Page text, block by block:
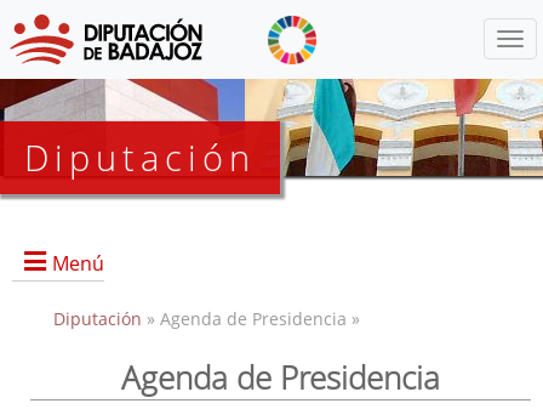
Diputación
Menú
Presidencia
Diputación » Agenda de Presidencia »
Agenda de Presidencia